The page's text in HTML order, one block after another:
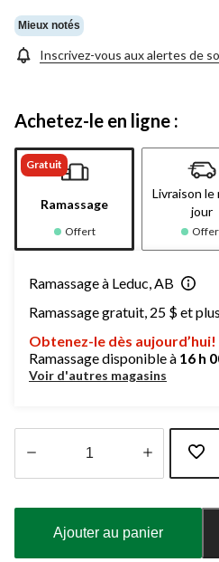
Mieux notés
Inscrivez-vous aux alertes de
Achetez-le en ligne :
Gratuit
Ramassage
Offert
Livraison le
jour
Ramassage à Leduc, AB
Ramassage gratuit, 25 $ et
Obtenez-le dès aujourd’hui!
Ramassage disponible à 16 h
Voir d'autres magasins
à
Ajouter au panier